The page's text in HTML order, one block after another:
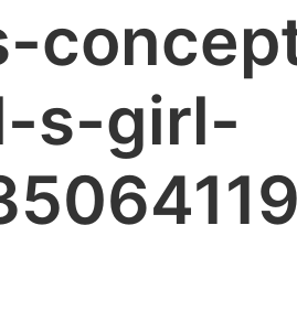
s-girl-